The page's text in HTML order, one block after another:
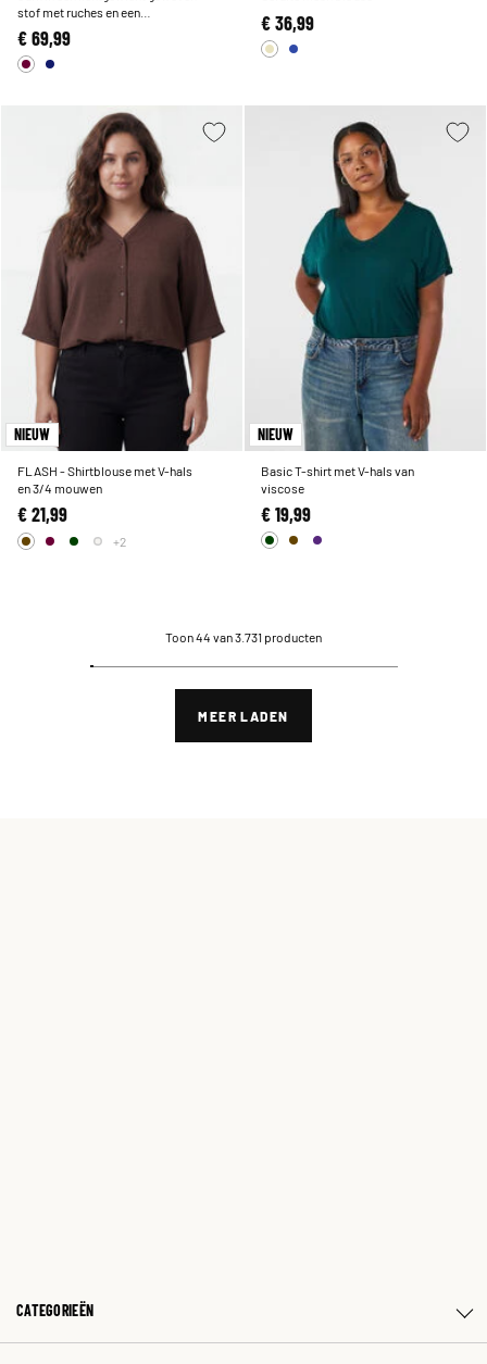
stof met ruches en een
strikceintuur
€ 69,99
€ 36,99
NIEUW
FLASH - Shirtblouse met V-hals
en 3/4 mouwen
€ 21,99
+2
NIEUW
Basic T-shirt met V-hals van
viscose
€ 19,99
Toon 44 van 3.731 producten
MEER LADEN
CATEGORIEËN